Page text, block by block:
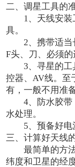
二、调星工具的
1、天线安装工
具。
2、携带适当长
F头、刀、必须
3、寻星的工具
控器、AV线。至
有，一般不用准
4、防水胶带，
水处理。
5、预备好电
三、计算好天线
最简单的方法
纬度和卫星的经